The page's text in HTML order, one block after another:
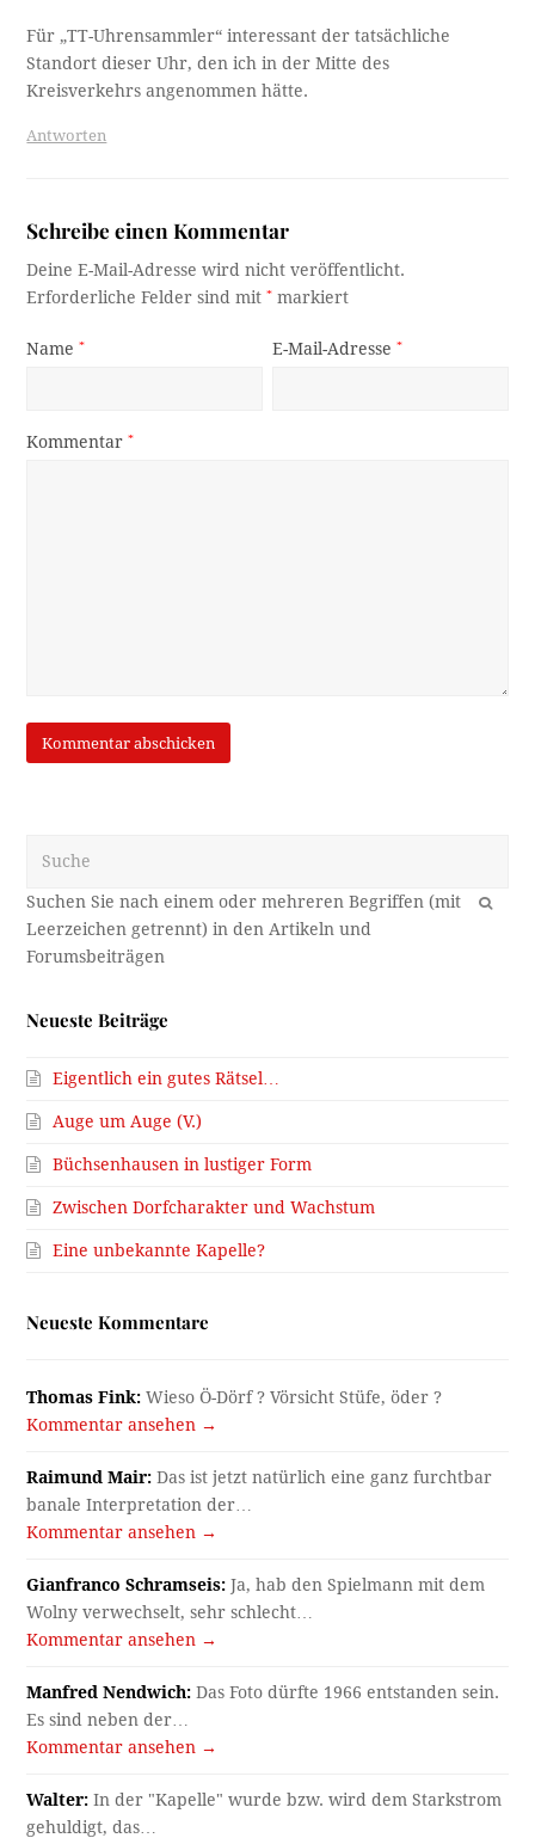
Für „TT-Uhrensammler“ interessant der tatsächliche
Standort dieser Uhr, den ich in der Mitte des
Kreisverkehrs angenommen hätte.
Antworten
Schreibe einen Kommentar
Deine E-Mail-Adresse wird nicht veröffentlicht.
Erforderliche Felder sind mit* markiert
Name* E-Mail-Adresse*
Kommentar*
OK
Neueste Beiträge
Eigentlich ein gutes Rätsel…
Auge um Auge (V.)
Büchsenhausen in lustiger Form
Zwischen Dorfcharakter und Wachstum
Eine unbekannte Kapelle?
Neueste Kommentare
Thomas Fink: Wieso Ö-Dörf ? Vörsicht Stüfe, öder ?
Kommentar ansehen →
Raimund Mair: Das ist jetzt natürlich eine ganz furchtbar
banale Interpretation der…
Kommentar ansehen →
Gianfranco Schramseis: Ja, hab den Spielmann mit dem
Wolny verwechselt, sehr schlecht…
Kommentar ansehen →
Manfred Nendwich: Das Foto dürfte 1966 entstanden sein.
Es sind neben der…
Kommentar ansehen →
Walter: In der "Kapelle" wurde bzw. wird dem Starkstrom
gehuldigt, das…